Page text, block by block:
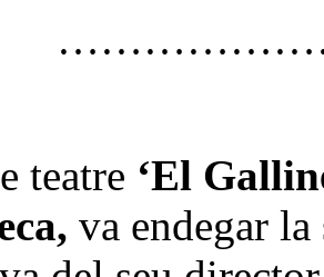
teatre ‘El
va endegar